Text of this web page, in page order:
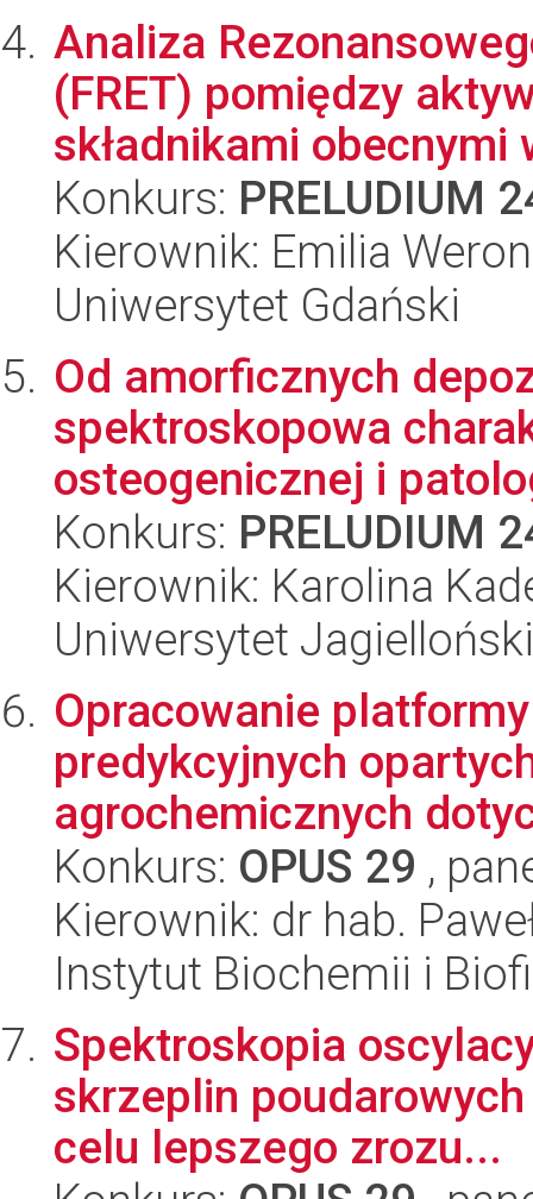
Analiza
(FRET) pomiędzy
składnikami obecnymi
Konkurs: PRELUDIUM
Kierownik: Emilia
Uniwersytet Gdański
Od amorficznych
spektroskopowa
osteogenicznej i
Konkurs: PRELUDIUM
Kierownik: Karolina
Uniwersytet Jagielloński
Opracowanie
predykcyjnych
agrochemicznych
Konkurs: OPUS 29 ,
Kierownik: dr hab.
Instytut Biochemii i
Spektroskopia
skrzeplin
celu lepszego zrozu...